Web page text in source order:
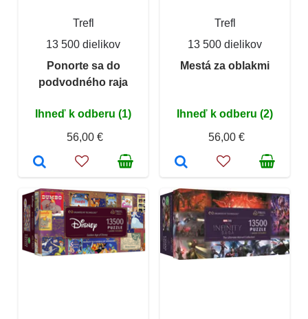
Trefl
13 500 dielikov
Ponorte sa do
podvodného raja
Ihneď k odberu (1)
56,00 €
Trefl
13 500 dielikov
Mestá za oblakmi
Ihneď k odberu (2)
56,00 €